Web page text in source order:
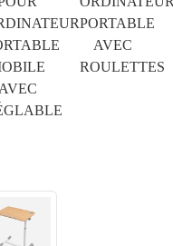
PORTABLE
AVEC
ROULETTES